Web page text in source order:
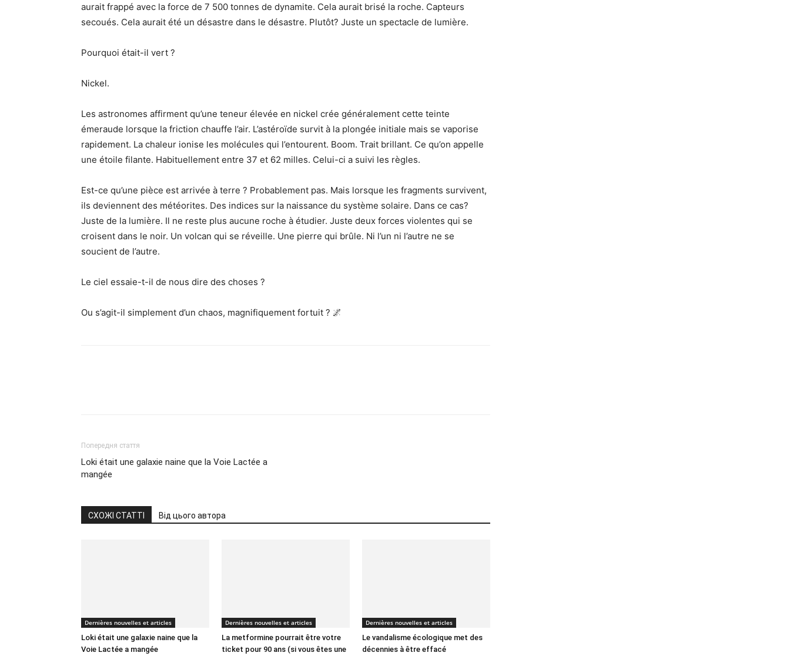
aurait frappé avec la force de 7 500 tonnes de dynamite. Cela aurait brisé la roche. Capteurs
secoués. Cela aurait été un désastre dans le désastre. Plutôt? Juste un spectacle de lumière.
Pourquoi était-il vert ?
Nickel.
Les astronomes affirment qu’une teneur élevée en nickel crée généralement cette teinte
émeraude lorsque la friction chauffe l’air. L’astéroïde survit à la plongée initiale mais se vaporise
rapidement. La chaleur ionise les molécules qui l’entourent. Boom. Trait brillant. Ce qu’on appelle
une étoile filante. Habituellement entre 37 et 62 milles. Celui-ci a suivi les règles.
Est-ce qu’une pièce est arrivée à terre ? Probablement pas. Mais lorsque les fragments survivent,
ils deviennent des météorites. Des indices sur la naissance du système solaire. Dans ce cas?
Juste de la lumière. Il ne reste plus aucune roche à étudier. Juste deux forces violentes qui se
croisent dans le noir. Un volcan qui se réveille. Une pierre qui brûle. Ni l’un ni l’autre ne se
soucient de l’autre.
Le ciel essaie-t-il de nous dire des choses ?
Ou s’agit-il simplement d’un chaos, magnifiquement fortuit ? 🌌
Попередня стаття
Loki était une galaxie naine que la Voie Lactée a
mangée
СХОЖІ СТАТТІ Від цього автора
Dernières nouvelles et articles
Loki était une galaxie naine que la
Voie Lactée a mangée
Dernières nouvelles et articles
La metformine pourrait être votre
ticket pour 90 ans (si vous êtes une
Dernières nouvelles et articles
Le vandalisme écologique met des
décennies à être effacé